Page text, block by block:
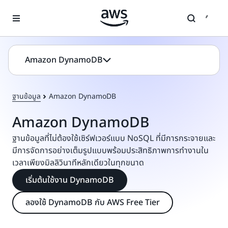
Amazon DynamoDB
ฐานข้อมูล Amazon DynamoDB
Amazon DynamoDB
ฐานข้อมูลที่ไม่ต้องใช้เซิร์ฟเวอร์แบบ NoSQL ที่มีการกระจายและ
มีการจัดการอย่างเต็มรูปแบบพร้อมประสิทธิภาพการทำงานใน
เวลาเพียงมิลลิวินาทีหลักเดียวในทุกขนาด
เริ่มต้นใช้งาน DynamoDB
ลองใช้ DynamoDB กับ AWS Free Tier